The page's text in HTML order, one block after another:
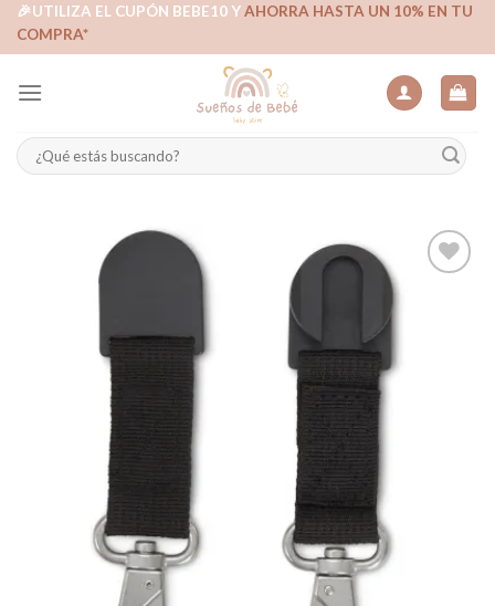
Skip🎉UTILIZA EL CUPÓN BEBE10 YAHORRA HASTA UN 10% EN TU
COMPRA*
Buscar
por: